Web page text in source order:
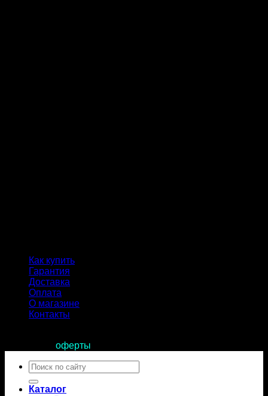
Как купить
Гарантия
Доставка
Оплата
О магазине
Контакты
оферты
Искать:
Каталог